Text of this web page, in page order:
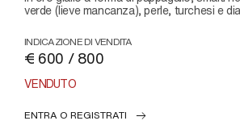
verde (lieve mancanza), perle, turchesi e
INDICAZIONE DI VENDITA
€ 600 / 800
VENDUTO
ENTRA O REGISTRATI